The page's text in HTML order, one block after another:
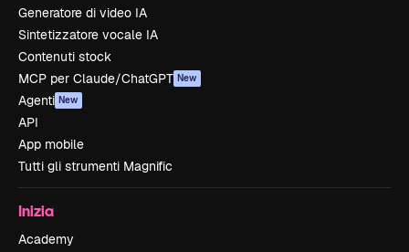
Generatore di video IA
Sintetizzatore vocale IA
Contenuti stock
MCP per Claude/ChatGPT New
Agenti New
API
App mobile
Tutti gli strumenti Magnific
Inizia
Academy